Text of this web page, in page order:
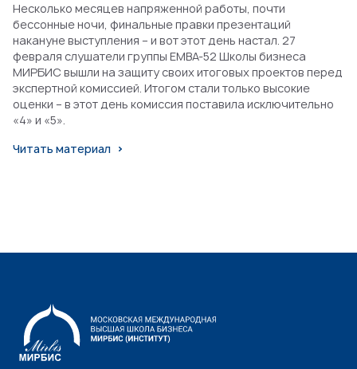
Несколько месяцев напряженной работы, почти
бессонные ночи, финальные правки презентаций
накануне выступления – и вот этот день настал. 27
февраля слушатели группы EMBA-52 Школы бизнеса
МИРБИС вышли на защиту своих итоговых проектов перед
экспертной комиссией. Итогом стали только высокие
оценки – в этот день комиссия поставила исключительно
«4» и «5».
Читать материал